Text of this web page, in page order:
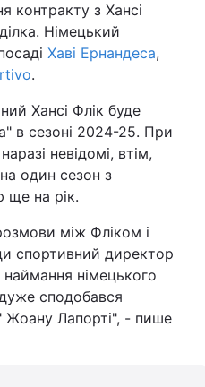
контракту з Хансі
Німецький
Хаві Ернандеса,
.
Хансі Флік буде
в сезоні 2024-25. При
невідомі, втім,
один сезон з
ще на рік.
між Фліком і
спортивний директор
німецького
сподобався
Жоану Лапорті", - пише